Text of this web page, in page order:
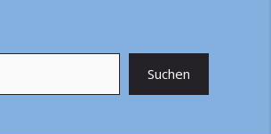
Suchen